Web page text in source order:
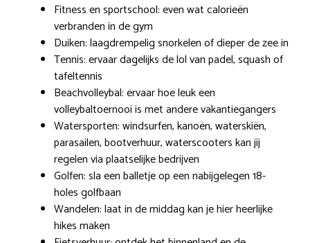
Fitness en sportschool: even wat calorieën
verbranden in de gym
Duiken: laagdrempelig snorkelen of dieper de zee in
Tennis: ervaar dagelijks de lol van padel, squash of
tafeltennis
Beachvolleybal: ervaar hoe leuk een
volleybaltoernooi is met andere vakantiegangers
Watersporten: windsurfen, kanoën, waterskiën,
parasailen, bootverhuur, waterscooters kan jij
regelen via plaatselijke bedrijven
Golfen: sla een balletje op een nabijgelegen 18-
holes golfbaan
Wandelen: laat in de middag kan je hier heerlijke
hikes maken